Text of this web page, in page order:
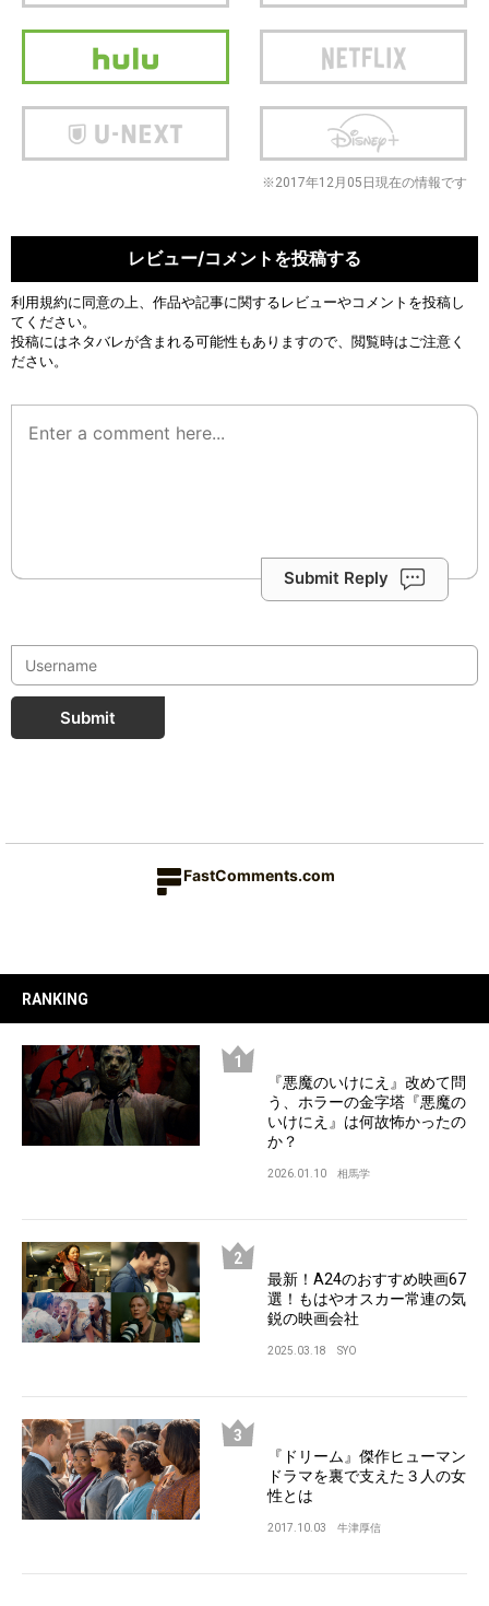
※2017年12月05日現在の情報です
レビュー/コメントを投稿する
利用規約に同意の上、作品や記事に関するレビューやコメントを投稿し
てください。
投稿にはネタバレが含まれる可能性もありますので、閲覧時はご注意く
ださい。
Submit Reply
Submit
FastComments.com
RANKING
『悪魔のいけにえ』改めて問
う、ホラーの金字塔『悪魔の
いけにえ』は何故怖かったの
か？
2026.01.10 相馬学
最新！A24のおすすめ映画67
選！もはやオスカー常連の気
鋭の映画会社
2025.03.18 SYO
『ドリーム』傑作ヒューマン
ドラマを裏で支えた３人の女
性とは
2017.10.03 牛津厚信